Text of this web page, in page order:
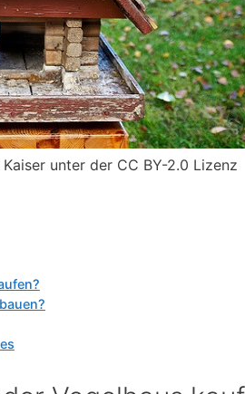
unter der CC BY-2.0 Lizenz